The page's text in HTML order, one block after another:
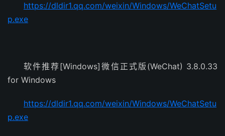
https://dldir1.qq.com/weixin/Windows/WeChatSetu
p.exe
软件推荐[Windows]微信正式版(WeChat) 3.8.0.33
for Windows
https://dldir1.qq.com/weixin/Windows/WeChatSetu
p.exe